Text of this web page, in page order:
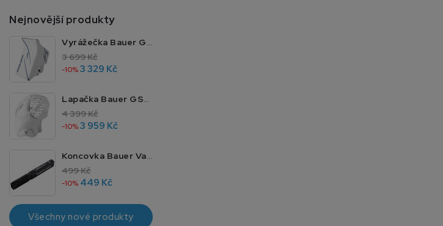
Nejnovější produkty
Vyrážečka Bauer GSX JR MTO
3 699 Kč
-10%3 329 Kč
Lapačka Bauer GSX JR MTO
4 399 Kč
-10%3 959 Kč
Koncovka Bauer Vapor 4 JR 40
499 Kč
-10% 449 Kč
Všechny nové produkty